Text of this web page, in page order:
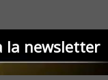
la newsletter